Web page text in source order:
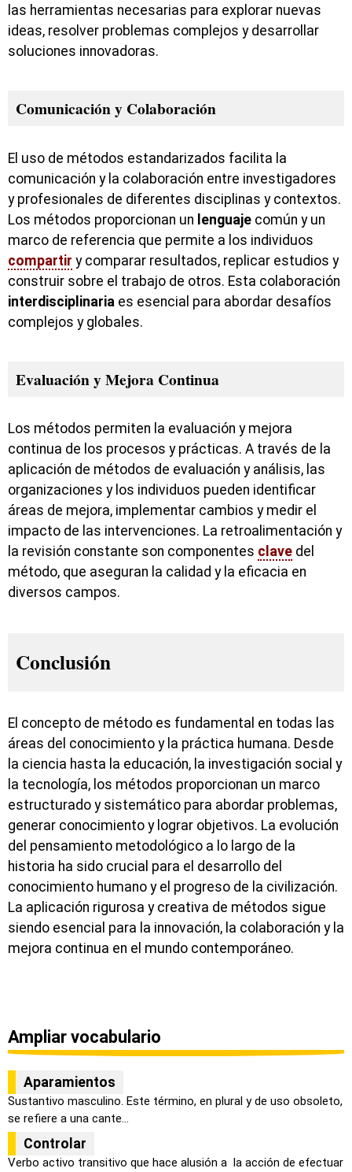
las herramientas necesarias para explorar nuevas
ideas, resolver problemas complejos y desarrollar
soluciones innovadoras.
Comunicación y Colaboración
El uso de métodos estandarizados facilita la
comunicación y la colaboración entre investigadores
y profesionales de diferentes disciplinas y contextos.
Los métodos proporcionan un lenguaje común y un
marco de referencia que permite a los individuos
compartir y comparar resultados, replicar estudios y
construir sobre el trabajo de otros. Esta colaboración
interdisciplinaria es esencial para abordar desafíos
complejos y globales.
Evaluación y Mejora Continua
Los métodos permiten la evaluación y mejora
continua de los procesos y prácticas. A través de la
aplicación de métodos de evaluación y análisis, las
organizaciones y los individuos pueden identificar
áreas de mejora, implementar cambios y medir el
impacto de las intervenciones. La retroalimentación y
la revisión constante son componentes clave del
método, que aseguran la calidad y la eficacia en
diversos campos.
Conclusión
El concepto de método es fundamental en todas las
áreas del conocimiento y la práctica humana. Desde
la ciencia hasta la educación, la investigación social y
la tecnología, los métodos proporcionan un marco
estructurado y sistemático para abordar problemas,
generar conocimiento y lograr objetivos. La evolución
del pensamiento metodológico a lo largo de la
historia ha sido crucial para el desarrollo del
conocimiento humano y el progreso de la civilización.
La aplicación rigurosa y creativa de métodos sigue
siendo esencial para la innovación, la colaboración y la
mejora continua en el mundo contemporáneo.
Ampliar vocabulario
Aparamientos
Sustantivo masculino. Este término, en plural y de uso obsoleto,
se refiere a una cante...
Controlar
Verbo activo transitivo que hace alusión a la acción de efectuar